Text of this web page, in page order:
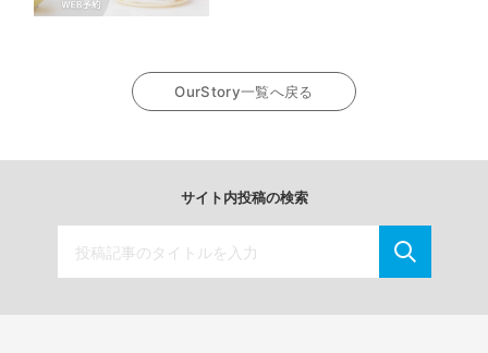
OurStory一覧へ戻る
サイト内投稿の検索